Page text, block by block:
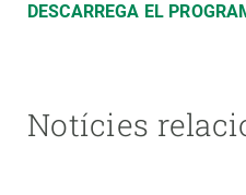
DESCARREGA EL
Notícies